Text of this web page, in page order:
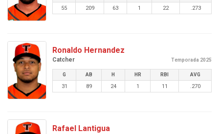
55 209 63 1 22 .273
Ronaldo Hernandez
Catcher Temporada 2025
G AB H HR RBI AVG
31 89 24 1 11 .270
Rafael Lantigua